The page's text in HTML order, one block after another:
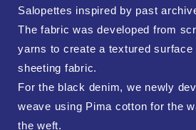
Salopettes inspired by past
The fabric was developed from
yarns to create a textured
sheeting fabric.
For the black denim, we newly
weave using Pima cotton for the
the weft.